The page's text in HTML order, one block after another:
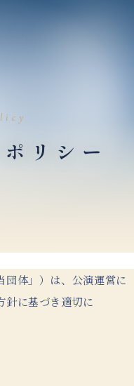
リシー
団体」 ） は、 公演運営に
針に基づき適切に